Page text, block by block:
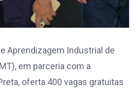
Aprendizagem Industrial de
em parceria com a
oferta 400 vagas gratuitas